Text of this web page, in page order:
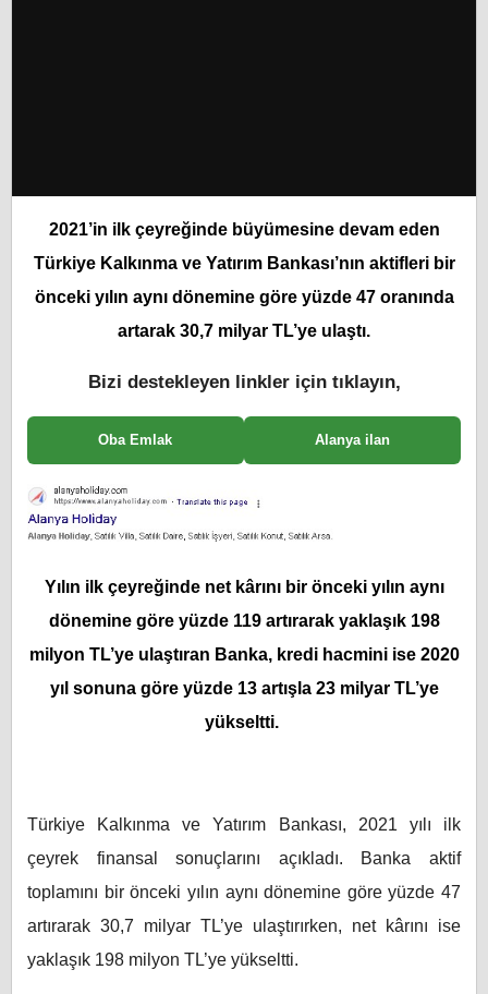
2021’in ilk çeyreğinde büyümesine devam eden
Türkiye Kalkınma ve Yatırım Bankası’nın aktifleri bir
önceki yılın aynı dönemine göre yüzde 47 oranında
artarak 30,7 milyar TL’ye ulaştı.
Bizi destekleyen linkler için tıklayın,
Oba Emlak Alanya ilan
Yılın ilk çeyreğinde net kârını bir önceki yılın aynı
dönemine göre yüzde 119 artırarak yaklaşık 198
milyon TL’ye ulaştıran Banka, kredi hacmini ise 2020
yıl sonuna göre yüzde 13 artışla 23 milyar TL’ye
yükseltti.
Türkiye Kalkınma ve Yatırım Bankası, 2021 yılı ilk
çeyrek finansal sonuçlarını açıkladı. Banka aktif
toplamını bir önceki yılın aynı dönemine göre yüzde 47
artırarak 30,7 milyar TL’ye ulaştırırken, net kârını ise
yaklaşık 198 milyon TL’ye yükseltti.